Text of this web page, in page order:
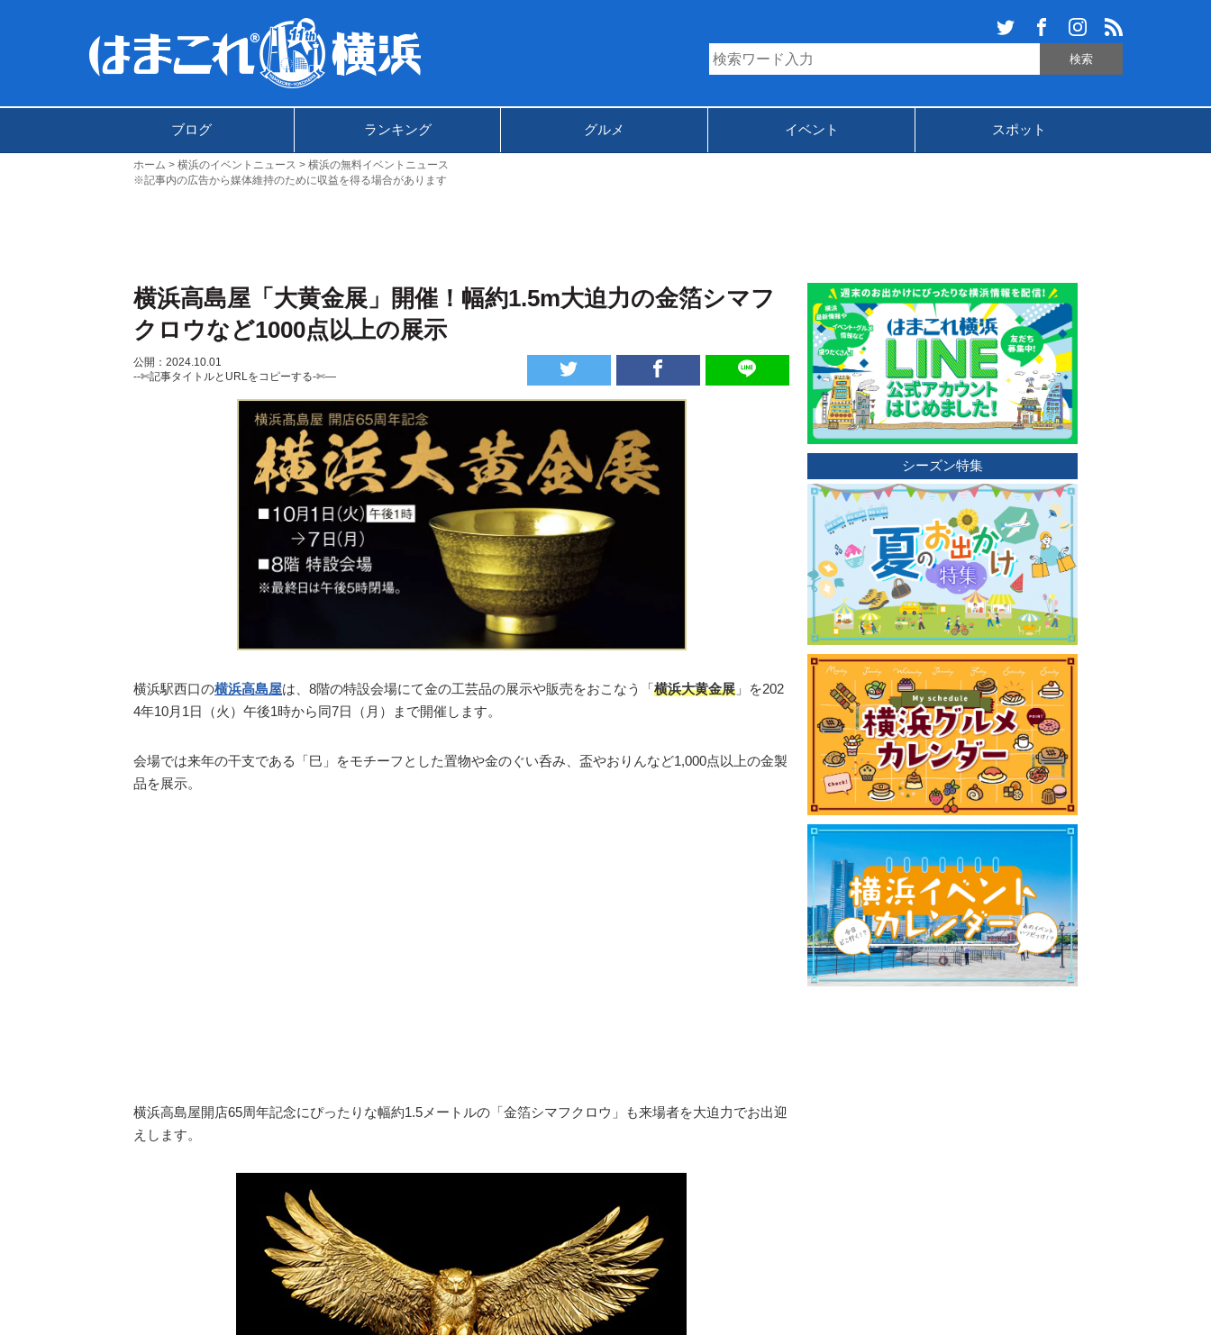
ブログ ランキング グルメ イベント スポット
ホーム 横浜のイベントニュース
横浜の無料イベントニュース
※記事内の広告から媒体維持のために収益を得る場合があります
横浜高島屋「大黄金展」開催！幅約1.5m大迫力の金箔シマフ
クロウなど1000点以上の展示
公開：2024.10.01
--✄記事タイトルとURLをコピーする-✄—
横浜駅西口の横浜高島屋は、8階の特設会場にて金の工芸品の展示や販売をおこなう「横浜大黄金展 」を202
4年10月1日（火）午後1時から同7日（月）まで開催します。
会場では来年の干支である「巳」をモチーフとした置物や金のぐい呑み、盃やおりんなど1,000点以上の金製
品を展示。
横浜高島屋開店65周年記念にぴったりな幅約1.5メートルの「金箔シマフクロウ」も来場者を大迫力でお出迎
えします。
シーズン特集